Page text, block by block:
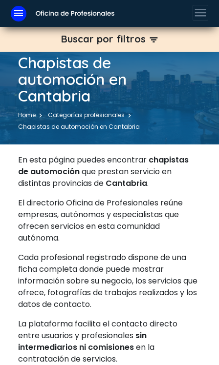
menu menu
Chapistas de
automoción en
Cantabria
Home
Categorías profesionales
Chapistas de automoción en Cantabria
En esta página puedes encontrar chapistas
de automociónque prestan servicio en
distintas provincias de Cantabria.
El directorio Oficina de Profesionales reúne
empresas, autónomos y especialistas que
ofrecen servicios en esta comunidad
autónoma.
Cada profesional registrado dispone de una
ficha completa donde puede mostrar
información sobre su negocio, los servicios que
ofrece, fotografías de trabajos realizados y los
datos de contacto.
La plataforma facilita el contacto directo
entre usuarios y profesionales sin
intermediarios ni comisionesen la
contratación de servicios.
Buscar por filtros filter_list